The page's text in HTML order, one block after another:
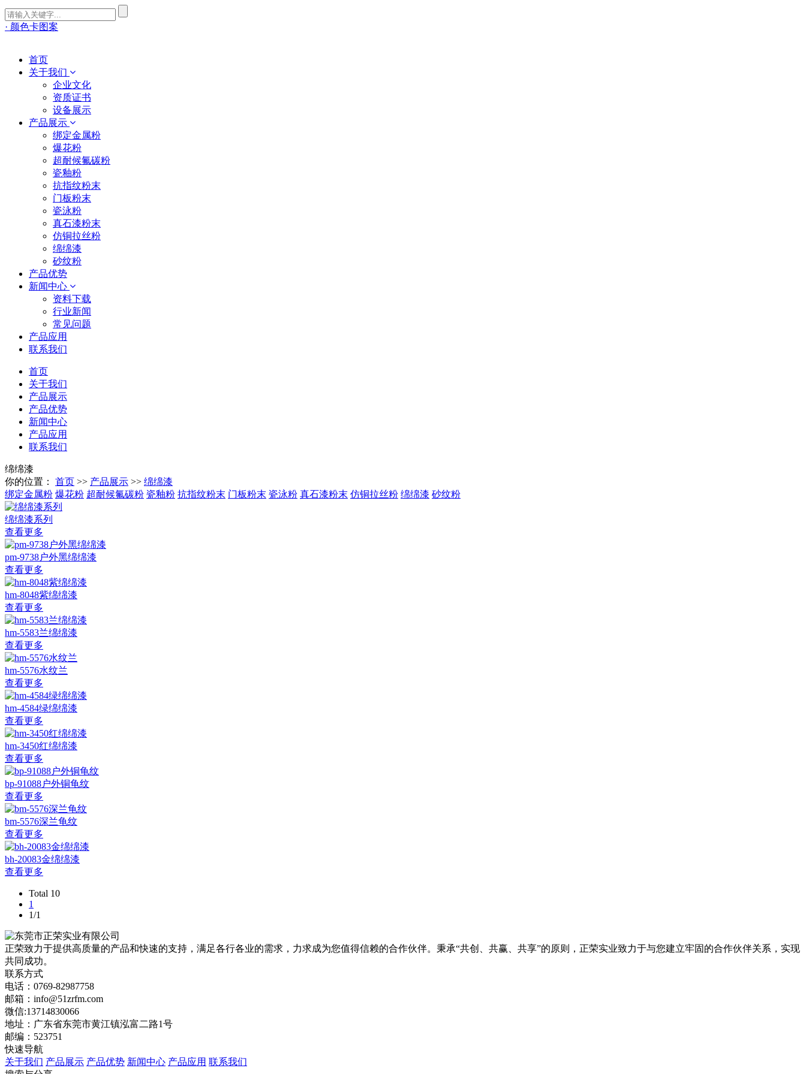
· 颜色卡图案
首页
关于我们
企业文化
资质证书
设备展示
产品展示
绑定金属粉
爆花粉
超耐候氟碳粉
瓷釉粉
抗指纹粉末
门板粉末
瓷泳粉
真石漆粉末
仿铜拉丝粉
绵绵漆
砂纹粉
产品优势
新闻中心
资料下载
行业新闻
常见问题
产品应用
联系我们
首页
关于我们
产品展示
产品优势
新闻中心
产品应用
联系我们
绵绵漆
你的位置： 首页 >> 产品展示 >> 绵绵漆
绑定金属粉 爆花粉 超耐候氟碳粉 瓷釉粉 抗指纹粉末 门板粉末 瓷泳粉 真石漆粉末 仿铜拉丝粉 绵绵漆 砂纹粉
绵绵漆系列
查看更多
pm-9738户外黑绵绵漆
查看更多
hm-8048紫绵绵漆
查看更多
hm-5583兰绵绵漆
查看更多
hm-5576水纹兰
查看更多
hm-4584绿绵绵漆
查看更多
hm-3450红绵绵漆
查看更多
bp-91088户外铜龟纹
查看更多
bm-5576深兰龟纹
查看更多
bh-20083金绵绵漆
查看更多
Total 10
1
1/1
正荣致力于提供高质量的产品和快速的支持，满足各行各业的需求，力求成为您值得信赖的合作伙伴。秉承“共创、共赢、共享”的原则，正荣实业致力于与您建立牢固的合作伙伴关系，实现
共同成功。
联系方式
电话：0769-82987758
邮箱：info@51zrfm.com
微信:13714830066
地址：广东省东莞市黄江镇泓富二路1号
邮编：523751
快速导航
关于我们 产品展示 产品优势 新闻中心 产品应用 联系我们